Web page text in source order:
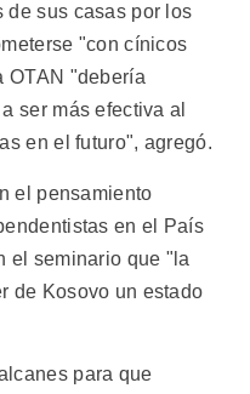
de sus casas por los
"con cínicos
OTAN "debería
ser más efectiva al
en el futuro", agregó.
el pensamiento
en el País
el seminario que "la
de Kosovo un estado
para que